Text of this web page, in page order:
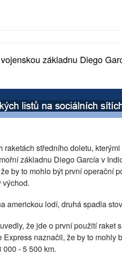
základnu Diego
raketách středního doletu,
základnu Diego García v
by to mohlo být první operační
východ.
americkou lodí, druhá spadla
že jde o první použití raket
Express naznačil, že by to mohly
- 5 500 km.